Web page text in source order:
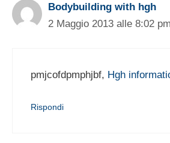
Bodybuilding with hgh
2 Maggio 2013 alle 8:02 pm
pmjcofdpmphjbf, Hgh
Rispondi